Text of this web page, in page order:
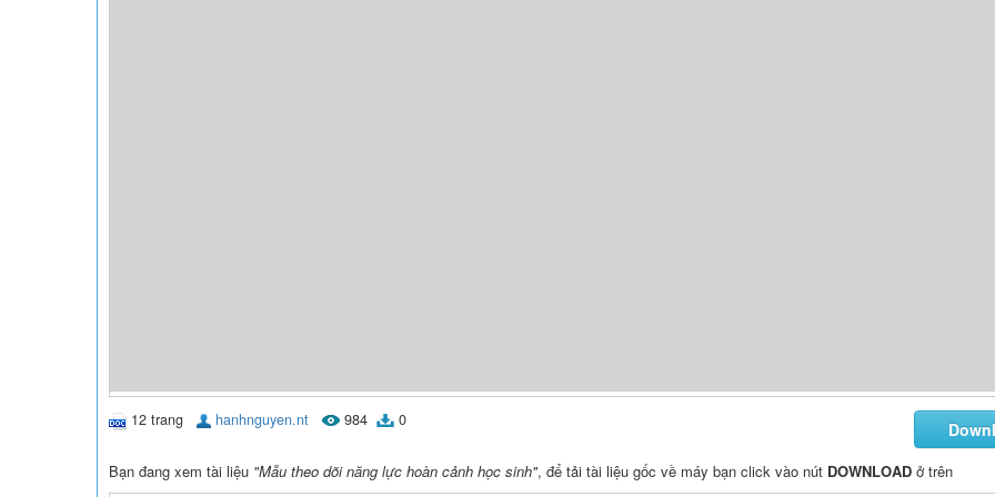
12 trang hanhnguyen.nt 984 0
Bạn đang xem tài liệu "Mẫu theo dõi năng lực hoàn cảnh học sinh", để tải tài liệu gốc về máy bạn click vào nút DOWNLOAD ở trên